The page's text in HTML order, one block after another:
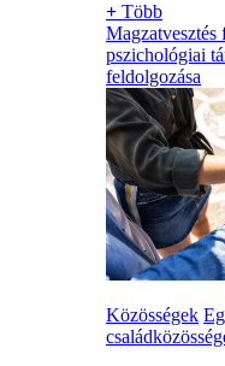
+ Több
Magzatvesztés
pszichológiai
feldolgozása
Közösségek